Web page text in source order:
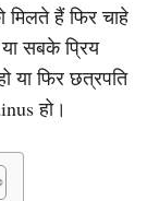
मिलते हैं फिर चाहे
सबके प्रिय
या फिर छत्रपति
हो।